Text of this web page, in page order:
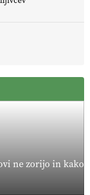
ne zorijo in kako